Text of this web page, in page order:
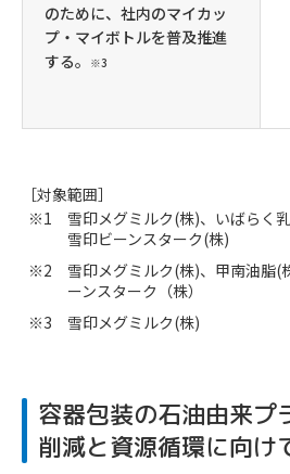
のために、社内のマイカッ
プ・マイボトルを普及推進
する。
※3
［対象範囲］
雪印メグミルク(株)、いばらく
雪印ビーンスターク(株)
雪印メグミルク(株)、甲南油脂(
ーンスターク（株）
雪印メグミルク(株)
容器包装の石油由来プ
削減と資源循環に向け